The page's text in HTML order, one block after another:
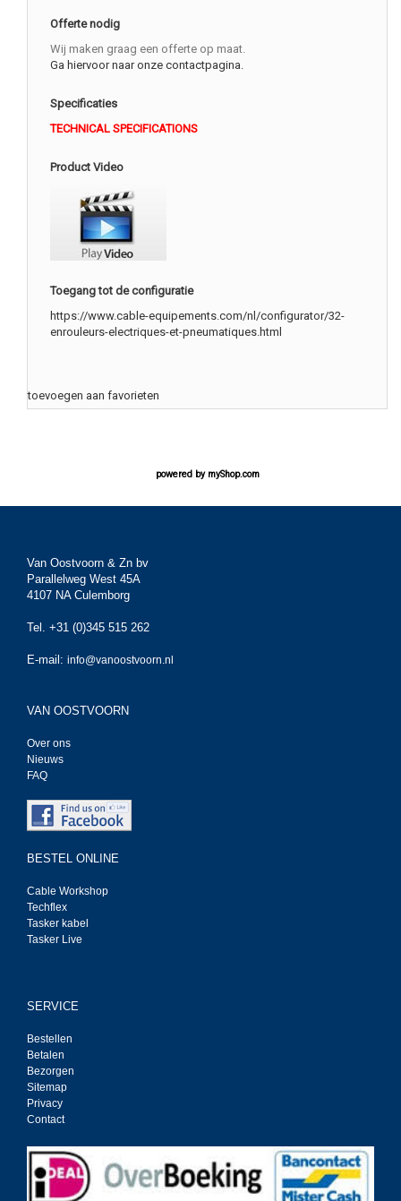
Offerte nodig
Wij maken graag een offerte op maat.
Ga hiervoor naar onze contactpagina.
Specificaties
TECHNICAL SPECIFICATIONS
Product Video
Toegang tot de configuratie
https://www.cable-equipements.com/nl/configurator/32-
enrouleurs-electriques-et-pneumatiques.html
toevoegen aan favorieten
powered by myShop.com
Van Oostvoorn & Zn bv
Parallelweg West 45A
4107 NA Culemborg
Tel. +31 (0)345 515 262
E-mail: info@vanoostvoorn.nl
VAN OOSTVOORN
Over ons
Nieuws
FAQ
BESTEL ONLINE
Cable Workshop
Techflex
Tasker kabel
Tasker Live
SERVICE
Bestellen
Betalen
Bezorgen
Sitemap
Privacy
Contact